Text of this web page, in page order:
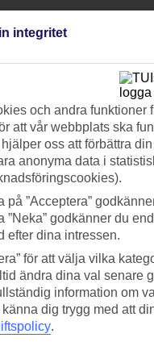
integritet
och andra funktioner
att vår webbplats ska
oss att förbättra
anonyma data i
på ”Acceptera”
”Neka” godkänner du
efter dina intressen.
för att välja vilka
ändra dina val senare
information om
dig trygg med att
.